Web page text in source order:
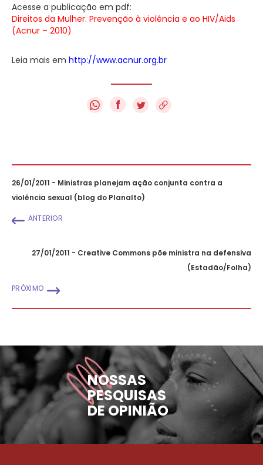
Acesse a publicação em pdf:
Direitos da Mulher: Prevenção à violência e ao HIV/Aids
(Acnur – 2010)
Leia mais em http://www.acnur.org.br
f
26/01/2011 - Ministras planejam ação conjunta contra a
violência sexual (blog do Planalto)
ANTERIOR
27/01/2011 - Creative Commons põe ministra na defensiva
(Estadão/Folha)
PRÓXIMO
NOSSAS
PESQUISAS
DE OPINIÃO